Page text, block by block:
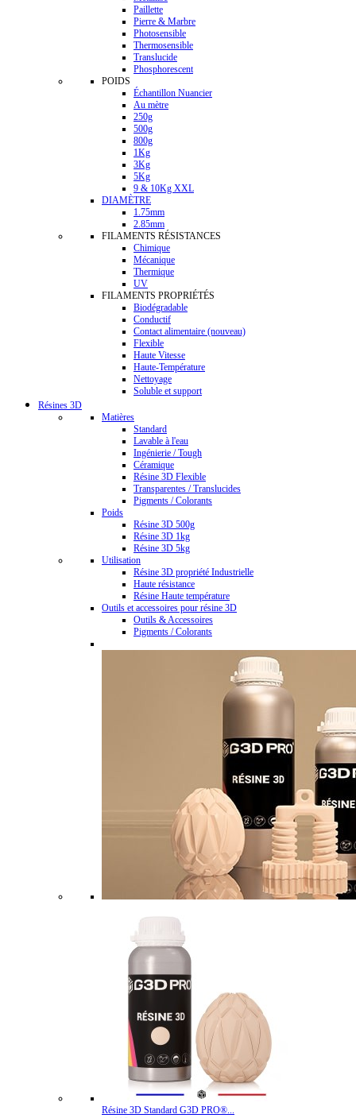
Paillette
Pierre & Marbre
Photosensible
Thermosensible
Translucide
Phosphorescent
POIDS
Échantillon Nuancier
Au mètre
250g
500g
800g
1Kg
3Kg
5Kg
9 & 10Kg XXL
DIAMÈTRE
1.75mm
2.85mm
FILAMENTS RÉSISTANCES
Chimique
Mécanique
Thermique
UV
FILAMENTS PROPRIÉTÉS
Biodégradable
Conductif
Contact alimentaire (nouveau)
Flexible
Haute Vitesse
Haute-Température
Nettoyage
Soluble et support
Résines 3D
Matières
Standard
Lavable à l'eau
Ingénierie / Tough
Céramique
Résine 3D Flexible
Transparentes / Translucides
Pigments / Colorants
Poids
Résine 3D 500g
Résine 3D 1kg
Résine 3D 5kg
Utilisation
Résine 3D propriété Industrielle
Haute résistance
Résine Haute température
Outils et accessoires pour résine 3D
Outils & Accessoires
Pigments / Colorants
Résine 3D Standard G3D PRO®...